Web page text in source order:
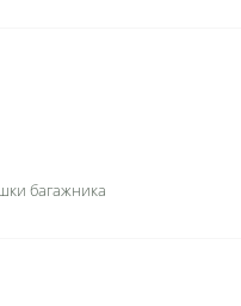
багажника